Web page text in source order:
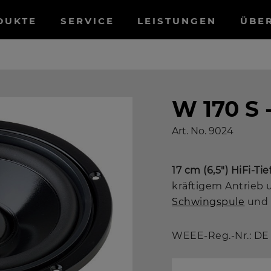
SERVICE LEISTUNGEN
W 170
Art. No. 9024
17 cm (6,5") HiFi-
kräftigem Antrieb
Schwingspule und
WEEE-Reg.-Nr.: